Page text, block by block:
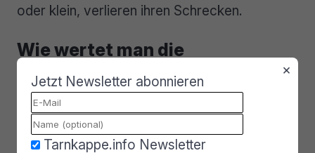
oder klein, verlieren ihren Schrecken.
Wie wertet man die
Datenströme aus?
×
Jetzt Newsletter abonnieren
Tarnkappe.info Newsletter